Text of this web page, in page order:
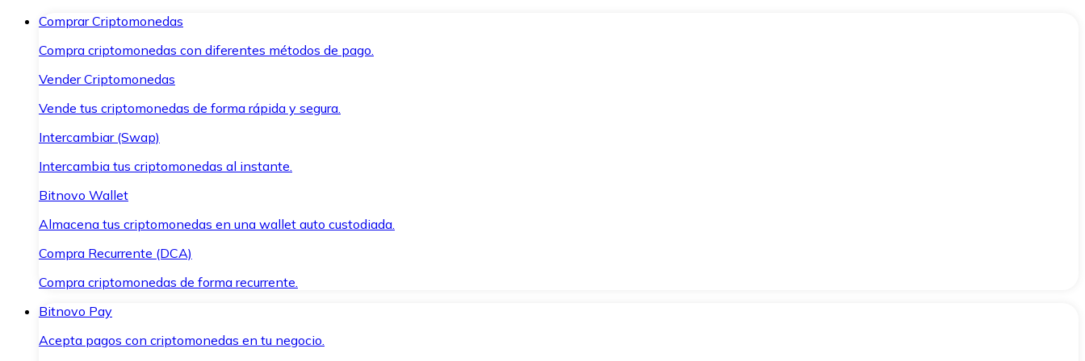
Comprar Criptomonedas
Compra criptomonedas con diferentes métodos de pago.
Vender Criptomonedas
Vende tus criptomonedas de forma rápida y segura.
Intercambiar (Swap)
Intercambia tus criptomonedas al instante.
Bitnovo Wallet
Almacena tus criptomonedas en una wallet auto custodiada.
Compra Recurrente (DCA)
Compra criptomonedas de forma recurrente.
Bitnovo Pay
Acepta pagos con criptomonedas en tu negocio.